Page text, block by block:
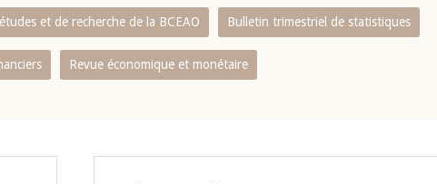
et de recherche de la BCEAO Bulletin trimestriel de statistiques
Revue économique et monétaire